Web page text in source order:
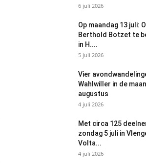
6 juli 2026
Op maandag 13 juli:
Berthold Botzet te
in H....
5 juli 2026
Vier
Wahlwiller in de
augustus
4 juli 2026
Met circa 125
zondag 5 juli in
Volta...
4 juli 2026